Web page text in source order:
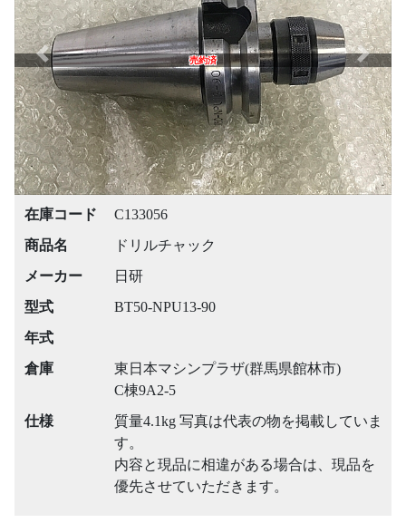
売約済
Previous Next
在庫コード
C133056
商品名
ドリルチャック
メーカー
日研
型式
BT50-NPU13-90
年式
倉庫
東日本マシンプラザ(群馬県館林市)
C棟9A2-5
仕様
質量4.1kg 写真は代表の物を掲載していま
す。
内容と現品に相違がある場合は、現品を
優先させていただきます。